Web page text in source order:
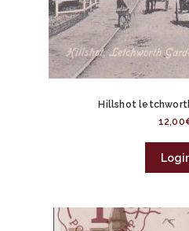
Hillshot
12,00